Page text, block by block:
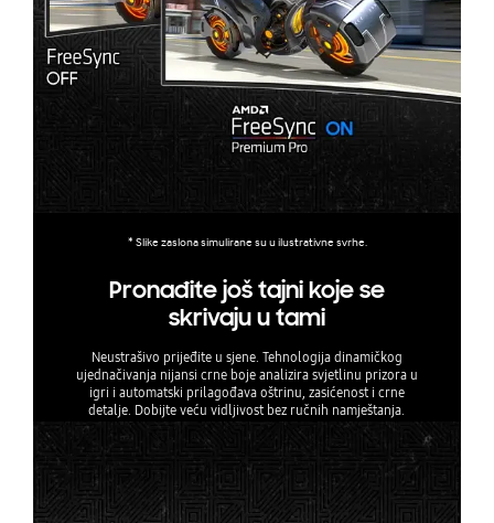
* Slike zaslona simulirane su u ilustrativne svrhe.
Pronađite još tajni koje se
skrivaju u tami
Neustrašivo prijeđite u sjene. Tehnologija dinamičkog
ujednačivanja nijansi crne boje analizira svjetlinu prizora u
igri i automatski prilagođava oštrinu, zasićenost i crne
detalje. Dobijte veću vidljivost bez ručnih namještanja.